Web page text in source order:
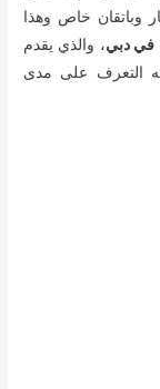
وباتقان خاص وهذا
في دبي، والذي يقدم
التعرف على مدى